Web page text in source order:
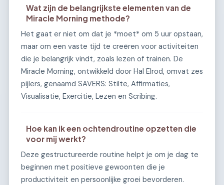
Wat zijn de belangrijkste elementen van de
Miracle Morning methode?
Het gaat er niet om dat je *moet* om 5 uur opstaan,
maar om een vaste tijd te creëren voor activiteiten
die je belangrijk vindt, zoals lezen of trainen. De
Miracle Morning, ontwikkeld door Hal Elrod, omvat zes
pijlers, genaamd SAVERS: Stilte, Affirmaties,
Visualisatie, Exercitie, Lezen en Scribing.
Hoe kan ik een ochtendroutine opzetten die
voor mij werkt?
Deze gestructureerde routine helpt je om je dag te
beginnen met positieve gewoonten die je
productiviteit en persoonlijke groei bevorderen.